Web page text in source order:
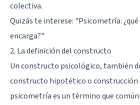
colectiva.
Quizás te interese: "Psicometría: ¿qué
encarga?"
2. La definición del constructo
Un constructo psicológico, también
constructo hipotético o construcción
psicometría es un término que